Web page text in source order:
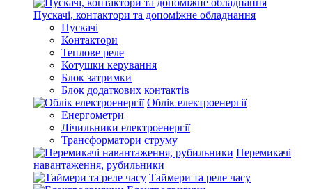
Пускачі, контактори та допоміжне обладнання
Пускачі
Контактори
Теплове реле
Котушки керування
Блок затримки
Блок додаткових контактів
Облік електроенергії
Енергометри
Лічильники електроенергії
Трансформатори струму
Перемикачі
навантаження, рубильники
Таймери та реле часу